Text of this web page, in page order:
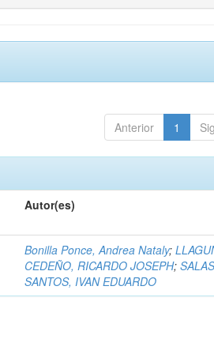
Anterior 1
Autor(es)
Bonilla Ponce, Andrea Nataly;
CEDEÑO, RICARDO JOSEPH;
SANTOS, IVAN EDUARDO